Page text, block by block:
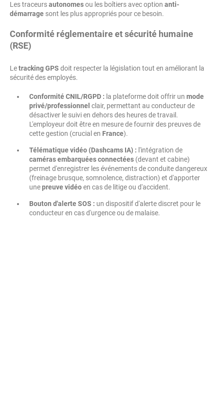
Les traceursautonomesou les boîtiers avec option anti-
démarrage sont les plus appropriés pour ce besoin.
Conformité réglementaire et sécurité humaine
(RSE)
Letracking GPS doit respecter la législation tout en améliorant la
sécurité des employés.
Conformité CNIL/RGPD : la plateforme doit offrir un mode
privé/professionnel clair, permettant au conducteur de
désactiver le suivi en dehors des heures de travail.
L'employeur doit être en mesure de fournir des preuves de
cette gestion (crucial en France).
Télématique vidéo (Dashcams IA) : l'intégration de
caméras embarquées connectées (devant et cabine)
permet d'enregistrer les événements de conduite dangereux
(freinage brusque, somnolence, distraction) et d'apporter
unepreuve vidéoen cas de litige ou d'accident.
Bouton d'alerte SOS : un dispositif d'alerte discret pour le
conducteur en cas d'urgence ou de malaise.